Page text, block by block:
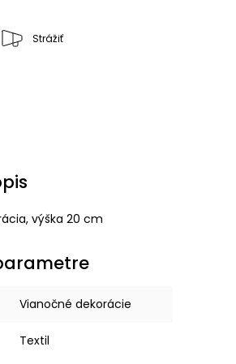
Strážiť
výška 20 cm
Vianočné dekorácie
Textil